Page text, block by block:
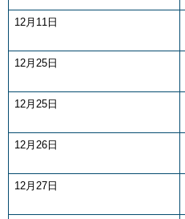
12月11日
12月25日
12月25日
12月26日
12月27日